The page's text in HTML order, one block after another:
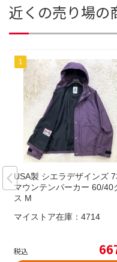
近くの売り場の
USA製 シエラデザインズ
マウンテンパーカー 60/40
ス M
マイストア在庫： 4714
税込